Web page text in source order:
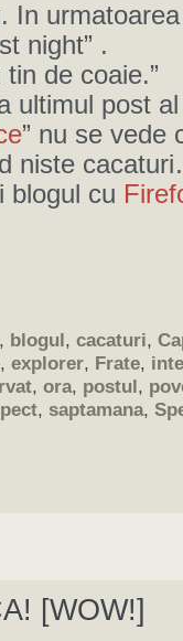
In
night” .
de coaie.”
ultimul post
” nu se vede
niste
blogul cu
, blogul, cacaturi,
, explorer, Frate,
, ora, postul,
, saptamana,
[WOW!]